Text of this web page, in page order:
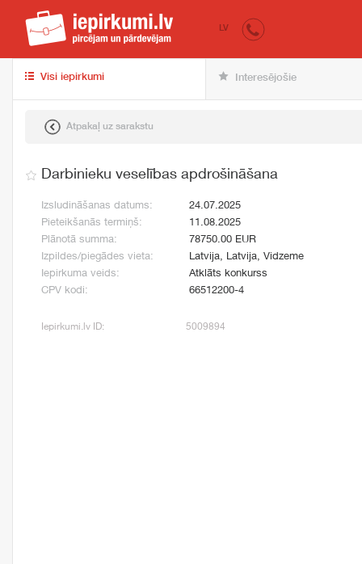
iepirkumi.lv
LV
Visi iepirkumi Interesējošie
Atpakaļ uz sarakstu
Darbinieku veselības apdrošināšana
Izsludināšanas datums:
24.07.2025
Pieteikšanās termiņš:
11.08.2025
Plānotā summa:
78750.00 EUR
Izpildes/piegādes vieta:
Latvija, Latvija, Vidzeme
Iepirkuma veids:
Atklāts konkurss
CPV kodi:
66512200-4
Iepirkumi.lv ID: 5009894